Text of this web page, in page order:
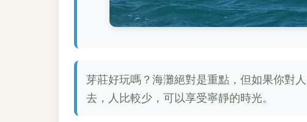
芽莊好玩嗎？海灘絕對是重點，但如果你對
去，人比較少，可以享受寧靜的時光。